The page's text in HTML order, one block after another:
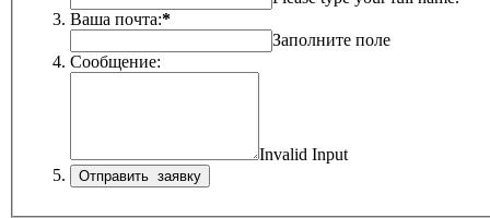
Ваша почта:*
Заполните поле
Сообщение:
Invalid Input